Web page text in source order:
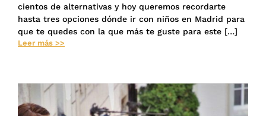
cientos de alternativas y hoy queremos recordarte
hasta tres opciones dónde ir con niños en Madrid para
que te quedes con la que más te guste para este […]
Leer más >>